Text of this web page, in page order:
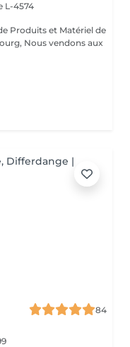
L-4574
Produits et Matériel de
aux
84